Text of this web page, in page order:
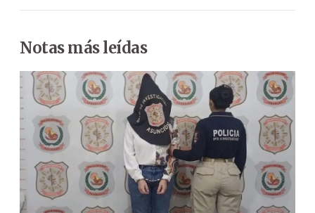
Notas más leídas